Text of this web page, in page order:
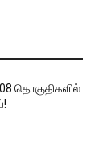
தொகுதிகளில்